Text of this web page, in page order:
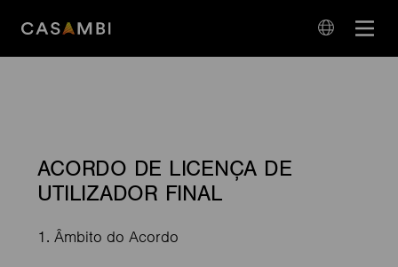
Open
ACORDO DE LICENÇA DE
UTILIZADOR FINAL
1. Âmbito do Acordo